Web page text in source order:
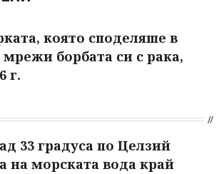
която споделяше в
борбата си с рака,
г.
33 градуса по Целзий
на морската вода край